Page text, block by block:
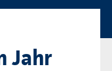
Jahr